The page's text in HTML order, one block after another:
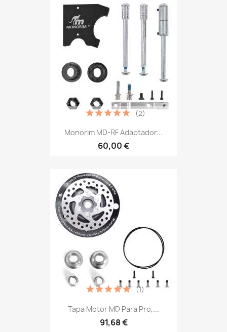
Monorim MD-RF Adaptador...
60,00 €
(2)
Tapa Motor MD Para Pro,...
91,68 €
(1)